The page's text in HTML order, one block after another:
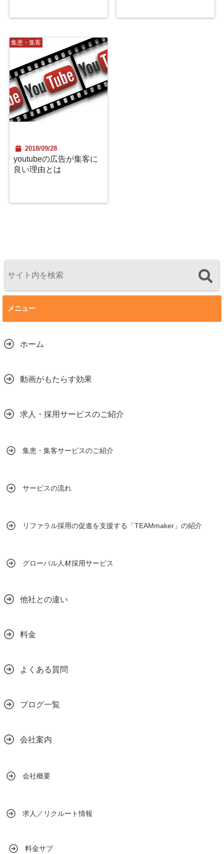
集患・集客
2018/09/28
youtubeの広告が集客に
良い理由とは
メニュー
ホーム
動画がもたらす効果
求人・採用サービスのご紹介
集患・集客サービスのご紹介
サービスの流れ
リファラル採用の促進を支援する「TEAMmaker」の紹介
グローバル人材採用サービス
他社との違い
料金
よくある質問
ブログ一覧
会社案内
会社概要
求人／リクルート情報
料金サブ